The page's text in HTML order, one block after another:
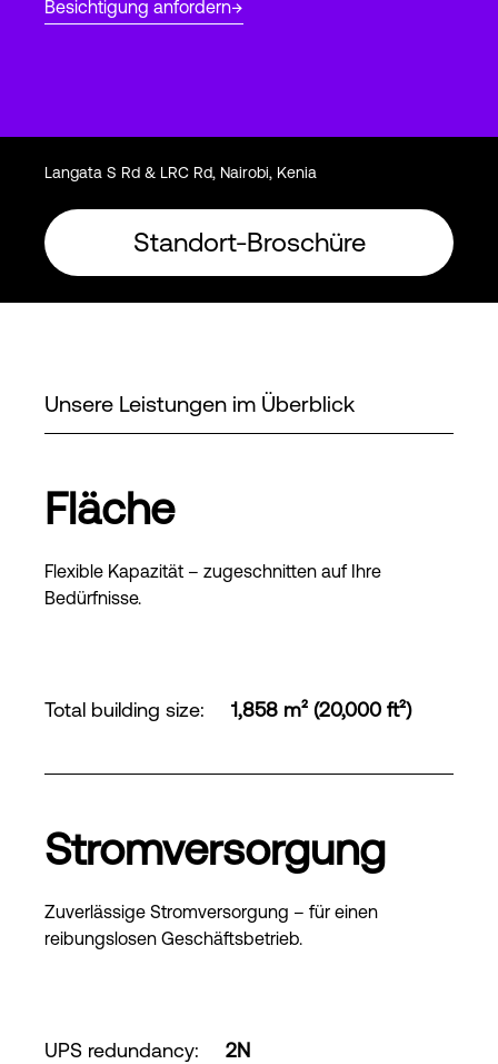
Besichtigung anfordern
Langata S Rd & LRC Rd, Nairobi, Kenia
Standort-Broschüre
Unsere Leistungen im Überblick
Fläche
Flexible Kapazität – zugeschnitten auf Ihre
Bedürfnisse.
Total building size: 1,858 m² (20,000 ft²)
Stromversorgung
Zuverlässige Stromversorgung – für einen
reibungslosen Geschäftsbetrieb.
UPS redundancy: 2N